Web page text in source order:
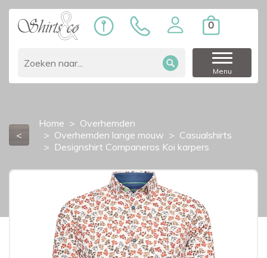
0
Menu
<
Home
Overhemden
Overhemden lange mouw
Casualshirts
Designshirt Companeros Koi karpers